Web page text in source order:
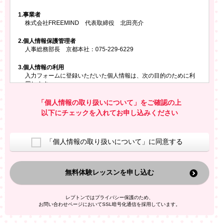
所属施設名・会員番号またはクーポンコード
所属施設名
会員番号またはクーポンコード
1.事業者
株式会社FREEMIND 代表取締役 北田亮介
2.個人情報保護管理者
人事総務部長 京都本社：075-229-6229
3.個人情報の利用
入力フォームに登録いただいた個人情報は、次の目的のために利
用します。
お問い合わせにお答えするため
レプトンのキャンペーンや新商品（新サービス）、新規開講教
室等をご案内するため
換した上で、広告・宣伝・販売促進活動に役立てること
上記の利用目的のために第三者へ提供すること
なお、この利用目的を超えた個人情報の取扱いは行いません。ま
た、これ以外の目的で個人情報を利用することはありません。
人情報を、本人が特定されないデータに不可逆変換した上で第三
者広告配信事業者においてマッチングを行い、その結果に基づい
「個人情報の取り扱いについて」をご確認の上
以下にチェックを入れてお申し込みください
「個人情報の取り扱いについて」に同意する
無料体験レッスンを申し込む
レプトンではプライバシー保護のため、
お問い合わせページにおいてSSL暗号化通信を採用しています。